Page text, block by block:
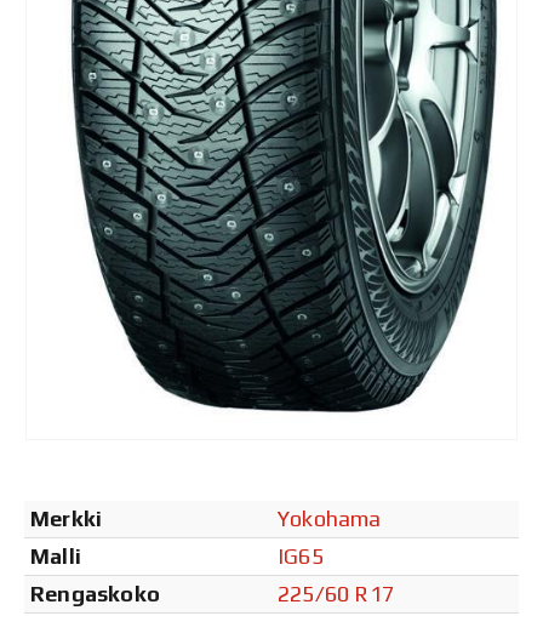
Merkki
Yokohama
Malli
IG65
Rengaskoko
225/60 R17